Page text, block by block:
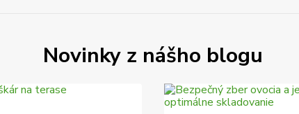
Novinky z nášho blogu